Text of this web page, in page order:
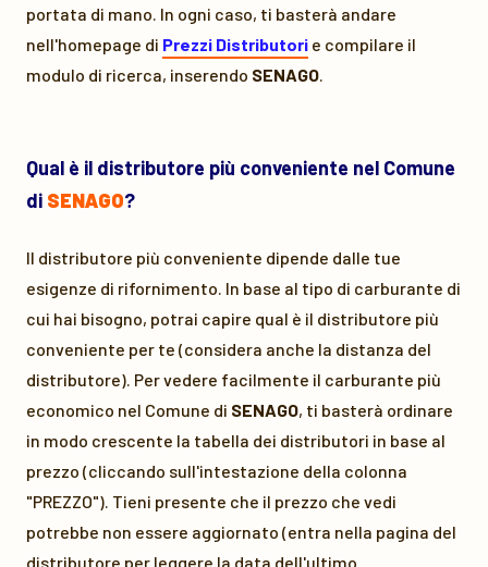
portata di mano. In ogni caso, ti basterà andare
nell'homepage di Prezzi Distributori e compilare il
modulo di ricerca, inserendo SENAGO.
Qual è il distributore più conveniente nel Comune
di SENAGO?
Il distributore più conveniente dipende dalle tue
esigenze di rifornimento. In base al tipo di carburante di
cui hai bisogno, potrai capire qual è il distributore più
conveniente per te (considera anche la distanza del
distributore). Per vedere facilmente il carburante più
economico nel Comune di SENAGO, ti basterà ordinare
in modo crescente la tabella dei distributori in base al
prezzo (cliccando sull'intestazione della colonna
"PREZZO"). Tieni presente che il prezzo che vedi
potrebbe non essere aggiornato (entra nella pagina del
distributore per leggere la data dell'ultimo